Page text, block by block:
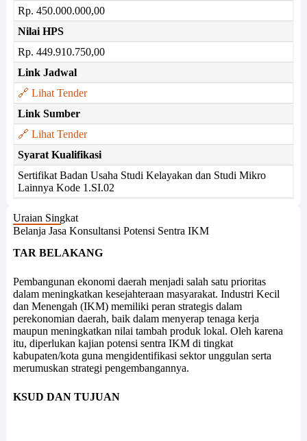
Rp. 450.000.000,00
Nilai HPS
Rp. 449.910.750,00
Link Jadwal
🔗 Lihat Tender
Link Sumber
🔗 Lihat Tender
Syarat Kualifikasi
Sertifikat Badan Usaha Studi Kelayakan dan Studi Mikro
Lainnya Kode 1.SI.02
Uraian Singkat
Belanja Jasa Konsultansi Potensi Sentra IKM
TAR BELAKANG
Pembangunan ekonomi daerah menjadi salah satu prioritas
dalam meningkatkan kesejahteraan masyarakat. Industri Kecil
dan Menengah (IKM) memiliki peran strategis dalam
perekonomian daerah, baik dalam menyerap tenaga kerja
maupun meningkatkan nilai tambah produk lokal. Oleh karena
itu, diperlukan kajian potensi sentra IKM di tingkat
kabupaten/kota guna mengidentifikasi sektor unggulan serta
merumuskan strategi pengembangannya.
KSUD DAN TUJUAN